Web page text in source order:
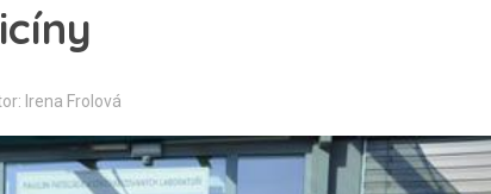
Irena Frolová